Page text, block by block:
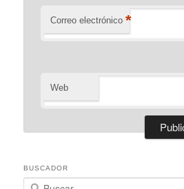
Correo electrónico *
Web
BUSCADOR
Buscar